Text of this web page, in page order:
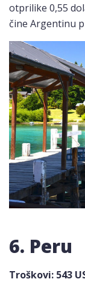
otprilike 0,55
čine Argentinu
6. Peru
Troškovi: 543